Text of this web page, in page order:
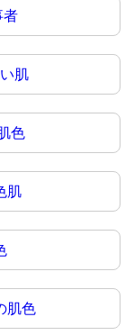
者
肌
色
肌
肌色